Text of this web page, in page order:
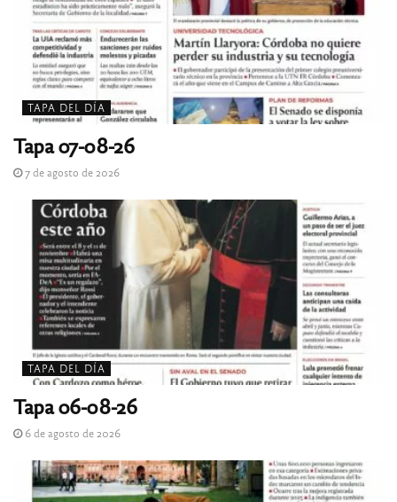
TAPA DEL DÍA
Tapa 07-08-26
7 de agosto de 2026
TAPA DEL DÍA
Tapa 06-08-26
6 de agosto de 2026